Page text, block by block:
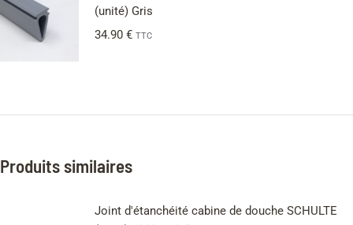
(unité) Gris
34.90 € TTC
Produits similaires
Joint d'étanchéité cabine de douche SCHULTE